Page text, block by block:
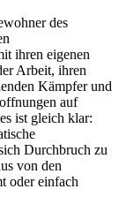
des
ihren eigenen
Arbeit, ihren
Kämpfer und
auf
ist gleich klar:
Durchbruch zu
von den
oder einfach